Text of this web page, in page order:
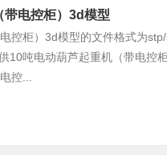
带电控柜）3d模型
控柜）3d模型的文件格式为
10吨电动葫芦起重机（带电控
控...